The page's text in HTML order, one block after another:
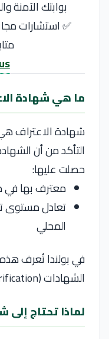
بوابتك الآمنة
✅ استشارات
ما هي شهادة
شهادة الاعتراف
التأكد من أن
حصلت عليها:
معترف بها في
تعادل مستوى
المحلي
فيبولنداتُعرف هذه
الشهادات (Nostrification).
لماذا تحتاج إلى